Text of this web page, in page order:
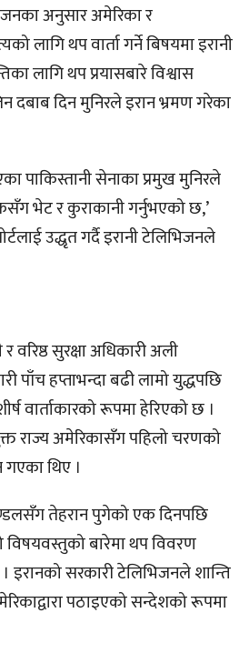
अनुसार अमेरिका र
लागि थप वार्ता गर्ने बिषयमा इरानी
लागि थप प्रयासबारे विश्वास
दबाब दिन मुनिरले इरान भ्रमण गरेका
पाकिस्तानी सेनाका प्रमुख मुनिरले
भेट र कुराकानी गर्नुभएको छ,’
उद्धृत गर्दै इरानी टेलिभिजनले
वरिष्ठ सुरक्षा अधिकारी अली
पाँच हप्ताभन्दा बढी लामो युद्धपछि
वार्ताकारको रूपमा हेरिएको छ ।
राज्य अमेरिकासँग पहिलो चरणको
गएका थिए ।
तेहरान पुगेको एक दिनपछि
बारेमा थप विवरण
इरानको सरकारी टेलिभिजनले शान्ति
पठाइएको सन्देशको रूपमा